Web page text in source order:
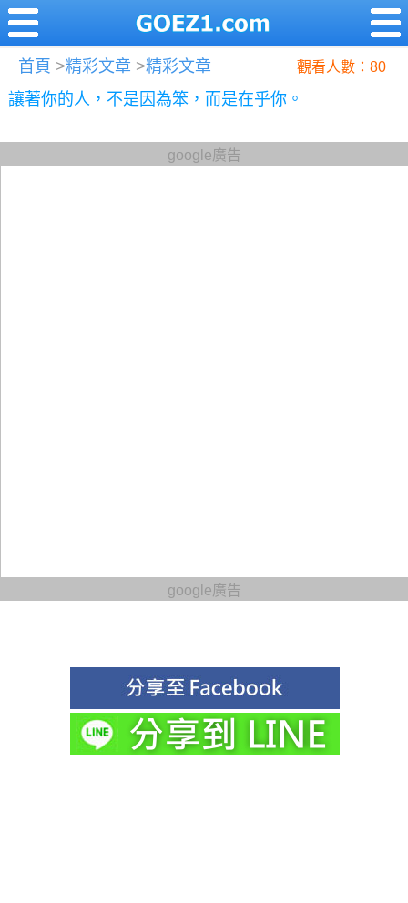
首頁 >精彩文章 >精彩文章 觀看人數：80
讓著你的人，不是因為笨，而是在乎你。
google廣告
google廣告